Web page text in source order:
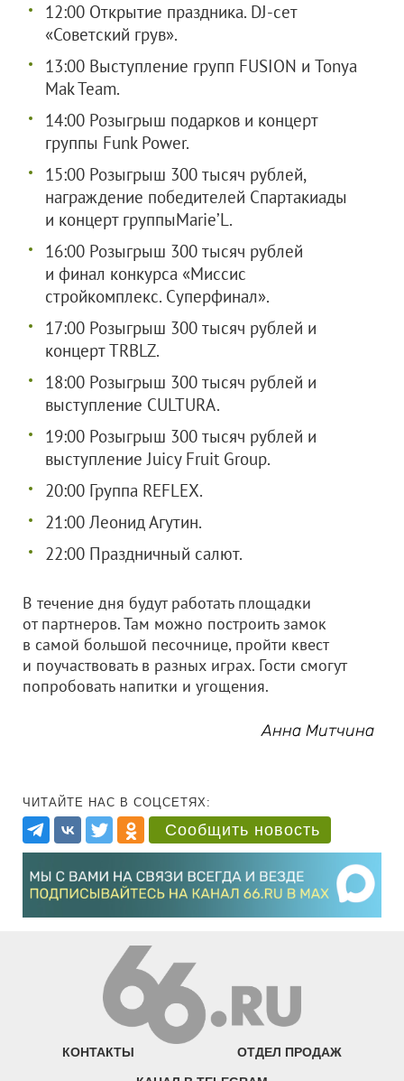
12:00 Открытие праздника. DJ-сет
«Советский грув».
13:00 Выступление групп FUSION и Tonya
Mak Team.
14:00 Розыгрыш подарков и концерт
группы Funk Power.
15:00 Розыгрыш 300 тысяч рублей,
награждение победителей Спартакиады
и концерт группыMarie’L.
16:00 Розыгрыш 300 тысяч рублей
и финал конкурса «Миссис
стройкомплекс. Суперфинал».
17:00 Розыгрыш 300 тысяч рублей и
концерт TRBLZ.
18:00 Розыгрыш 300 тысяч рублей и
выступление CULTURA.
19:00 Розыгрыш 300 тысяч рублей и
выступление Juicy Fruit Group.
20:00 Группа REFLEX.
21:00 Леонид Агутин.
22:00 Праздничный салют.
В течение дня будут работать площадки
от партнеров. Там можно построить замок
в самой большой песочнице, пройти квест
и поучаствовать в разных играх. Гости смогут
попробовать напитки и угощения.
Анна Митчина
ЧИТАЙТЕ НАС В СОЦСЕТЯХ:
Сообщить новость
КОНТАКТЫ ОТДЕЛ ПРОДАЖ